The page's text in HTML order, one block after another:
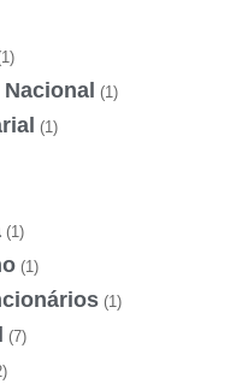
(1)
(1)
(1)
(1)
(1)
(7)